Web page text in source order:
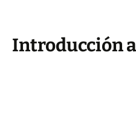
Introducción